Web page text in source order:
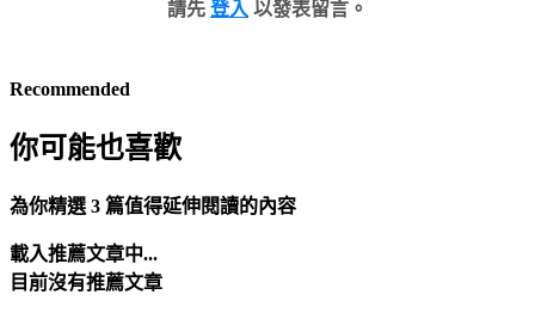
請先 登入 以發表留言。
Recommended
你可能也喜歡
為你精選 3 篇值得延伸閱讀的內容
載入推薦文章中...
目前沒有推薦文章